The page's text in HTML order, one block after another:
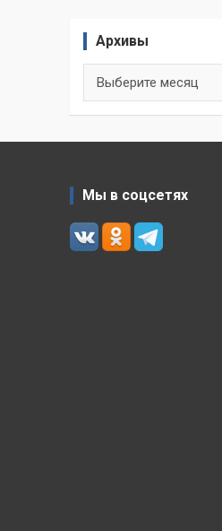
Архивы
Мы в соцсетях